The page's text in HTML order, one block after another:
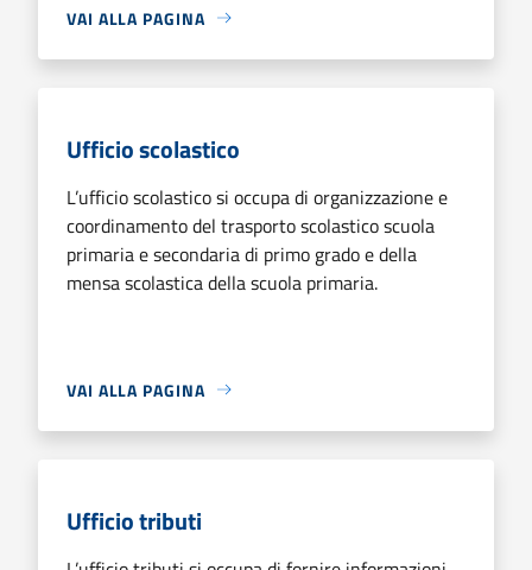
VAI ALLA PAGINA
Ufficio scolastico
L’ufficio scolastico si occupa di organizzazione e
coordinamento del trasporto scolastico scuola
primaria e secondaria di primo grado e della
mensa scolastica della scuola primaria.
VAI ALLA PAGINA
Ufficio tributi